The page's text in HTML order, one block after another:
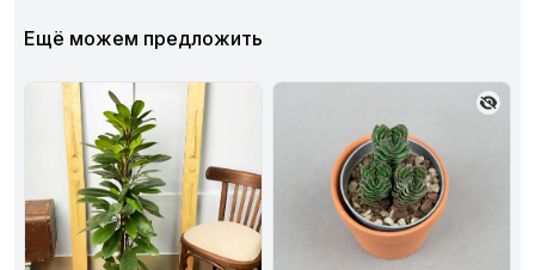
Ещё можем предложить